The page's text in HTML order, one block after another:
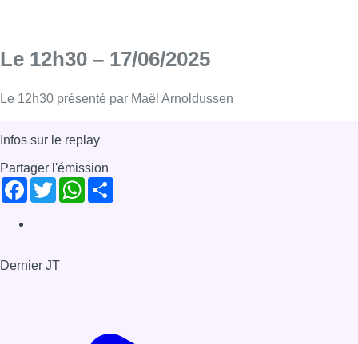
Le 12h30 – 17/06/2025
Le 12h30 présenté par Maël Arnoldussen
Infos sur le replay
Partager l'émission
Facebook
TwitterWhatsApp
Dernier JT